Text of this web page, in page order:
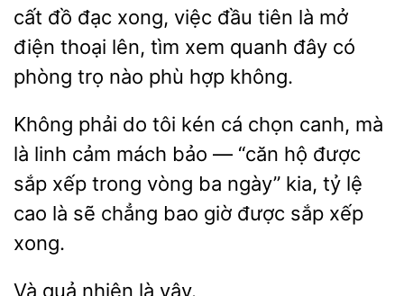
cất đồ đạc xong, việc đầu tiên là
điện
lên,
xem quanh đây có
phòng trọ nào phù hợp không.
Không phải do tôi kén cá chọn canh, mà
là linh cảm mách bảo — “căn hộ được
sắp xếp trong vòng ba ngày” kia,
lệ
cao
sẽ chẳng bao
được sắp xếp
xong.
nhiên là